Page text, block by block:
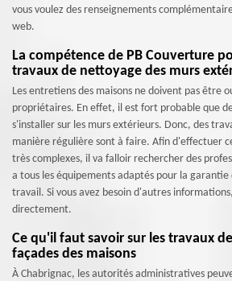
vous voulez des renseignements
web.
La compétence de PB Couverture
travaux de nettoyage des murs
Les entretiens des maisons ne doivent pas être
propriétaires. En effet, il est fort probable que
s'installer sur les murs extérieurs. Donc, des
manière régulière sont à faire. Afin d'effectuer
très complexes, il va falloir rechercher des
a tous les équipements adaptés pour la
travail. Si vous avez besoin d'autres
directement.
Ce qu'il faut savoir sur les travaux
façades des maisons
À Chabrignac, les autorités administratives